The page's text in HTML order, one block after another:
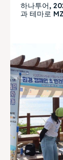
하나투어,
과 테마로